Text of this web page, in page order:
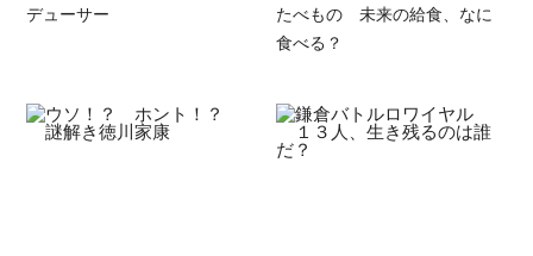
デューサー
たべもの 未来の給食、なに
食べる？